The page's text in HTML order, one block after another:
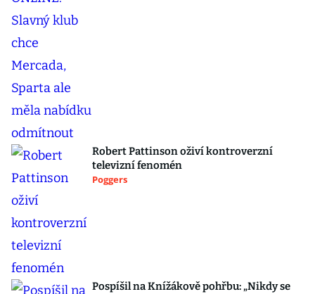
Robert Pattinson oživí kontroverzní
televizní fenomén
Poggers
Pospíšil na Knížákově pohřbu: „Nikdy se